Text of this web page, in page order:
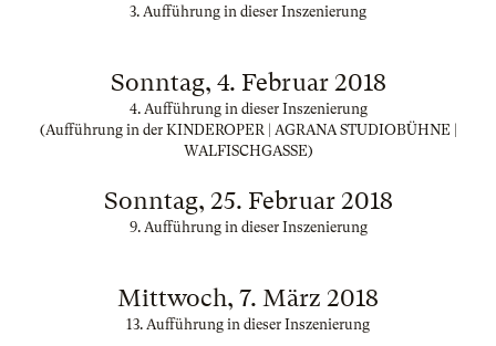
3. Aufführung in dieser Inszenierung
Sonntag, 4. Februar 2018
4. Aufführung in dieser Inszenierung
(Aufführung in der KINDEROPER | AGRANA STUDIOBÜHNE |
WALFISCHGASSE)
Sonntag, 25. Februar 2018
9. Aufführung in dieser Inszenierung
Mittwoch, 7. März 2018
13. Aufführung in dieser Inszenierung